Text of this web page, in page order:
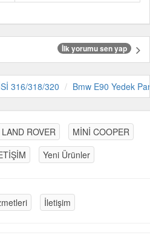
İlk yorumu sen yap
316/318/320 Bmw E90 Yedek
LAND ROVER
MİNİ COOPER
Yeni Ürünler
İletişim